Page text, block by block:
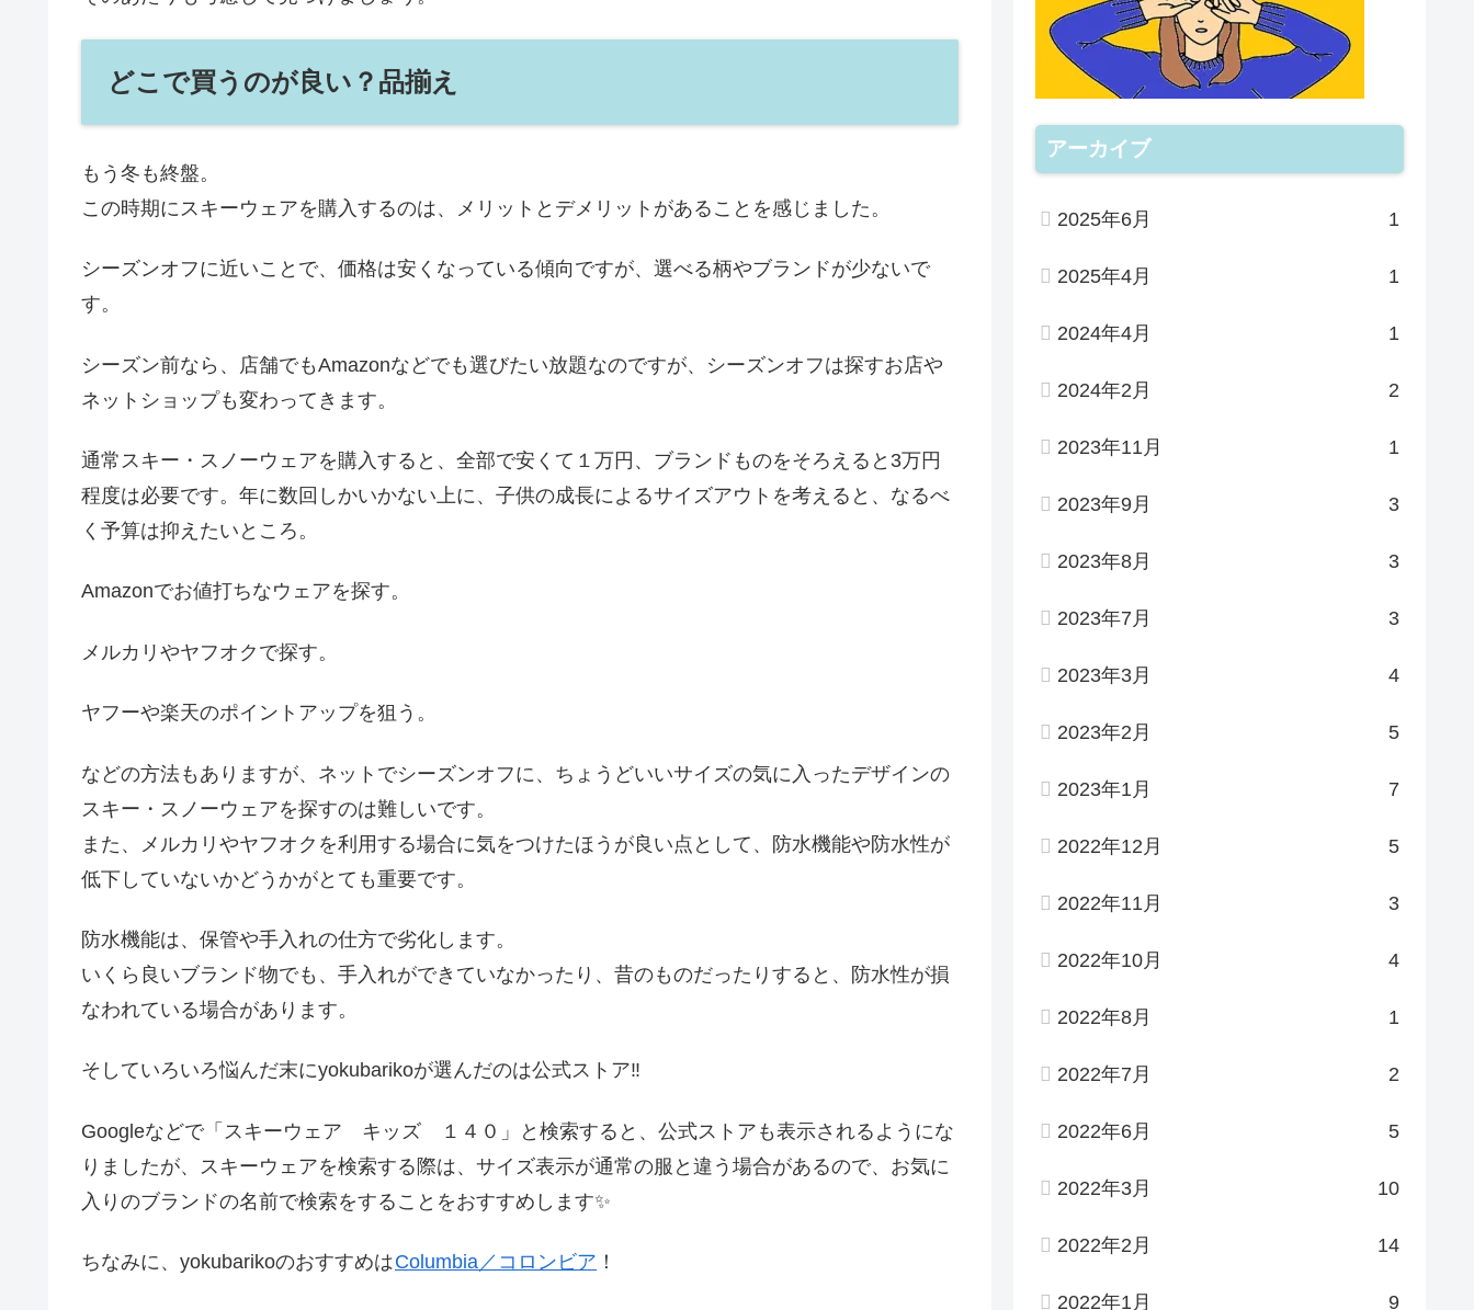
どこで買うのが良い？品揃え
もう冬も終盤。
この時期にスキーウェアを購入するのは、メリットとデメリットがあることを感じました。
シーズンオフに近いことで、価格は安くなっている傾向ですが、選べる柄やブランドが少ないで
す。
シーズン前なら、店舗でもAmazonなどでも選びたい放題なのですが、シーズンオフは探すお店や
ネットショップも変わってきます。
通常スキー・スノーウェアを購入すると、全部で安くて１万円、ブランドものをそろえると3万円
程度は必要です。年に数回しかいかない上に、子供の成長によるサイズアウトを考えると、なるべ
く予算は抑えたいところ。
Amazonでお値打ちなウェアを探す。
メルカリやヤフオクで探す。
ヤフーや楽天のポイントアップを狙う。
などの方法もありますが、ネットでシーズンオフに、ちょうどいいサイズの気に入ったデザインの
スキー・スノーウェアを探すのは難しいです。
また、メルカリやヤフオクを利用する場合に気をつけたほうが良い点として、防水機能や防水性が
低下していないかどうかがとても重要です。
防水機能は、保管や手入れの仕方で劣化します。
いくら良いブランド物でも、手入れができていなかったり、昔のものだったりすると、防水性が損
なわれている場合があります。
そしていろいろ悩んだ末にyokubarikoが選んだのは公式ストア‼
Googleなどで「スキーウェア キッズ １４０」と検索すると、公式ストアも表示されるようにな
りましたが、スキーウェアを検索する際は、サイズ表示が通常の服と違う場合があるので、お気に
入りのブランドの名前で検索をすることをおすすめします✨
ちなみに、yokubarikoのおすすめはColumbia／コロンビア ！
アーカイブ
2025年6月 1
2025年4月 1
2024年4月 1
2024年2月 2
2023年11月 1
2023年9月 3
2023年8月 3
2023年7月 3
2023年3月 4
2023年2月 5
2023年1月 7
2022年12月 5
2022年11月 3
2022年10月 4
2022年8月 1
2022年7月 2
2022年6月 5
2022年3月 10
2022年2月 14
2022年1月 9